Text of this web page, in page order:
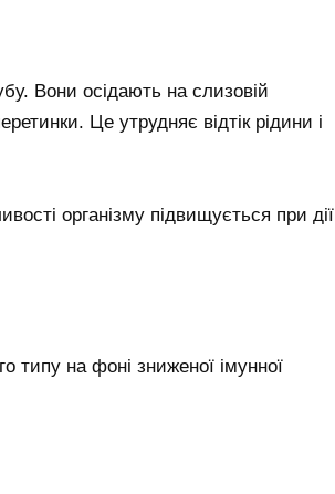
Вони осідають на слизовій
Це утрудняє відтік рідини і
організму підвищується при дії
типу на фоні зниженої імунної